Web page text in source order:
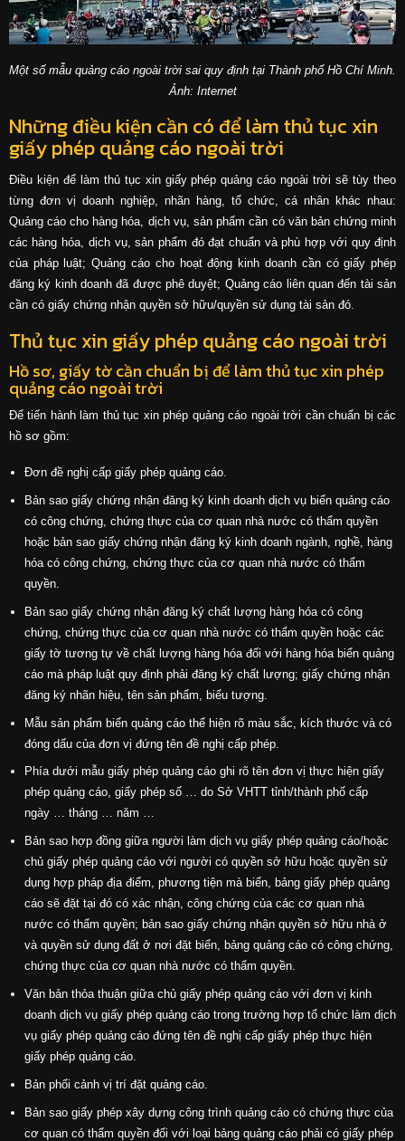
Một số mẫu quảng cáo ngoài trời sai quy định tại Thành phố Hồ Chí Minh.
Ảnh: Internet
Những điều kiện cần có để làm thủ tục xin
giấy phép quảng cáo ngoài trời
Điều kiện để làm thủ tục xin giấy phép quảng cáo ngoài trời sẽ tùy theo
từng đơn vị doanh nghiệp, nhãn hàng, tổ chức, cá nhân khác nhau:
Quảng cáo cho hàng hóa, dịch vụ, sản phẩm cần có văn bản chứng minh
các hàng hóa, dịch vụ, sản phẩm đó đạt chuẩn và phù hợp với quy định
của pháp luật; Quảng cáo cho hoạt động kinh doanh cần có giấy phép
đăng ký kinh doanh đã được phê duyệt; Quảng cáo liên quan đến tài sản
cần có giấy chứng nhận quyền sở hữu/quyền sử dụng tài sản đó.
Thủ tục xin giấy phép quảng cáo ngoài trời
Hồ sơ, giấy tờ cần chuẩn bị để làm thủ tục xin phép
quảng cáo ngoài trời
Để tiến hành làm thủ tục xin phép quảng cáo ngoài trời cần chuẩn bị các
hồ sơ gồm:
Đơn đề nghị cấp giấy phép quảng cáo.
Bản sao giấy chứng nhận đăng ký kinh doanh dịch vụ biển quảng cáo
có công chứng, chứng thực của cơ quan nhà nước có thẩm quyền
hoặc bản sao giấy chứng nhận đăng ký kinh doanh ngành, nghề, hàng
hóa có công chứng, chứng thực của cơ quan nhà nước có thẩm
quyền.
Bản sao giấy chứng nhận đăng ký chất lượng hàng hóa có công
chứng, chứng thực của cơ quan nhà nước có thẩm quyền hoặc các
giấy tờ tương tự về chất lượng hàng hóa đối với hàng hóa biển quảng
cáo mà pháp luật quy định phải đăng ký chất lượng; giấy chứng nhận
đăng ký nhãn hiệu, tên sản phẩm, biểu tượng.
Mẫu sản phẩm biển quảng cáo thể hiện rõ màu sắc, kích thước và có
đóng dấu của đơn vị đứng tên đề nghị cấp phép.
Phía dưới mẫu giấy phép quảng cáo ghi rõ tên đơn vị thực hiện giấy
phép quảng cáo, giấy phép số … do Sở VHTT tỉnh/thành phố cấp
ngày … tháng … năm …
Bản sao hợp đồng giữa người làm dịch vụ giấy phép quảng cáo/hoặc
chủ giấy phép quảng cáo với người có quyền sở hữu hoặc quyền sử
dụng hợp pháp địa điểm, phương tiện mà biển, bảng giấy phép quảng
cáo sẽ đặt tại đó có xác nhận, công chứng của các cơ quan nhà
nước có thẩm quyền; bản sao giấy chứng nhận quyền sở hữu nhà ở
và quyền sử dụng đất ở nơi đặt biển, bảng quảng cáo có công chứng,
chứng thực của cơ quan nhà nước có thẩm quyền.
Văn bản thỏa thuận giữa chủ giấy phép quảng cáo với đơn vị kinh
doanh dịch vụ giấy phép quảng cáo trong trường hợp tổ chức làm dịch
vụ giấy phép quảng cáo đứng tên đề nghị cấp giấy phép thực hiện
giấy phép quảng cáo.
Bản phối cảnh vị trí đặt quảng cáo.
Bản sao giấy phép xây dựng công trình quảng cáo có chứng thực của
cơ quan có thẩm quyền đối với loại bảng quảng cáo phải có giấy phép